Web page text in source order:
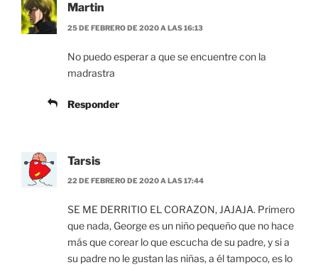
Martin
25 DE FEBRERO DE 2020 A LAS 16:13
No puedo esperar a que se encuentre con la
madrastra
Responder
Tarsis
22 DE FEBRERO DE 2020 A LAS 17:44
SE ME DERRITIO EL CORAZON, JAJAJA. Primero
que nada, George es un niño pequeño que no hace
más que corear lo que escucha de su padre, y si a
su padre no le gustan las niñas, a él tampoco, es lo